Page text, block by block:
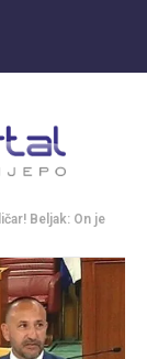
Beljak: On je